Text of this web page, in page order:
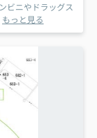
もっと見る